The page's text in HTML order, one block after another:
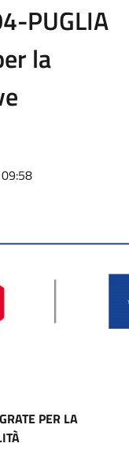
PUGLIA
la
PER LA